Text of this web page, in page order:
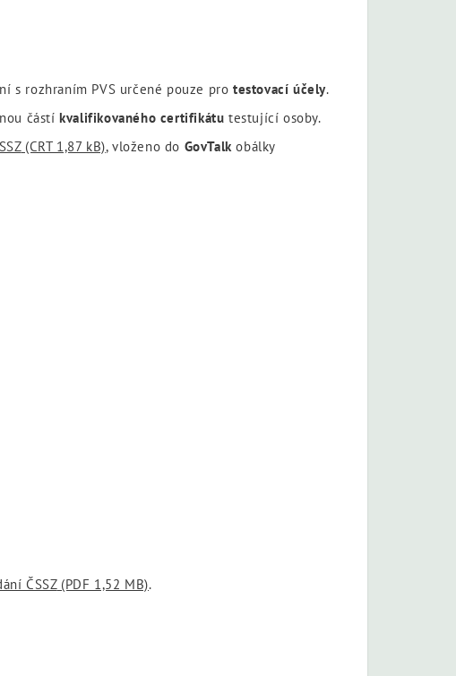
s rozhraním PVS určené pouze protestovací účely.
částíkvalifikovaného certifikátu testující osoby.
(CRT 1,87 kB),vloženo do GovTalkobálky
ČSSZ(PDF 1,52 MB).